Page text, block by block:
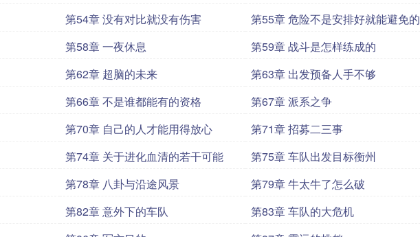
第54章 没有对比就没有伤害 第55章 危险不是安排好就能避免的
第58章 一夜休息 第59章 战斗是怎样练成的
第62章 超脑的未来 第63章 出发预备人手不够
第66章 不是谁都能有的资格 第67章 派系之争
第70章 自己的人才能用得放心 第71章 招募二三事
第74章 关于进化血清的若干可能 第75章 车队出发目标衡州
第78章 八卦与沿途风景 第79章 牛太牛了怎么破
第82章 意外下的车队 第83章 车队的大危机